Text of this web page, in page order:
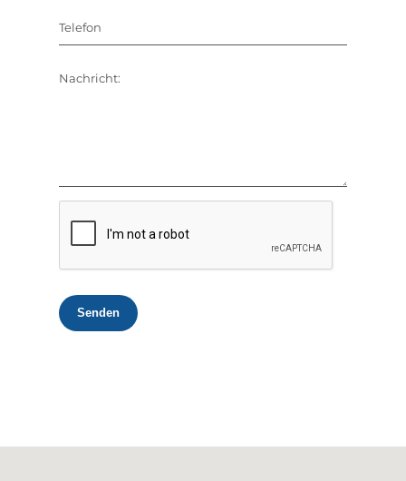
Telefon
Nachricht:
Senden